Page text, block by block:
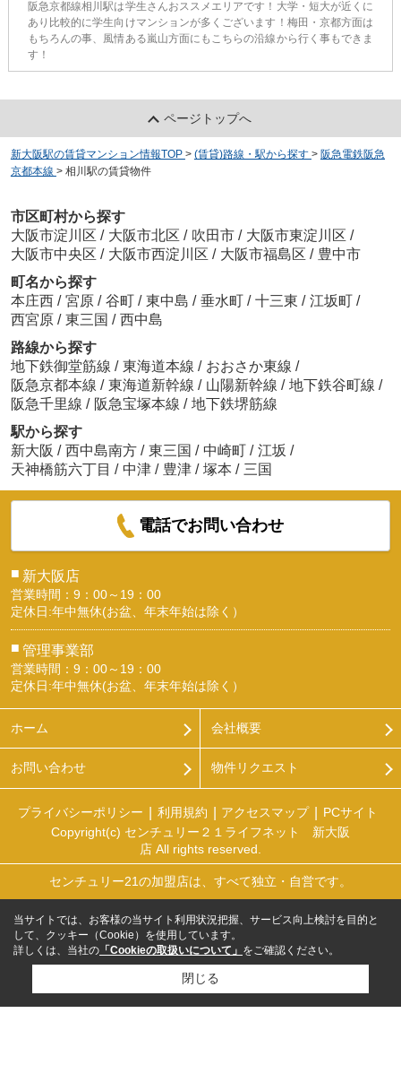
阪急京都線相川駅は学生さんおススメエリアです！大学・短大が近くに
あり比較的に学生向けマンションが多くございます！梅田・京都方面は
もちろんの事、風情ある嵐山方面にもこちらの沿線から行く事もできま
す！
ページトップへ
新大阪駅の賃貸マンション情報TOP > (賃貸)路線・駅から探す > 阪急電鉄阪急
京都本線 > 相川駅の賃貸物件
市区町村から探す
大阪市淀川区 / 大阪市北区 / 吹田市 / 大阪市東淀川区 /
大阪市中央区 / 大阪市西淀川区 / 大阪市福島区 / 豊中市
町名から探す
本庄西 / 宮原 / 谷町 / 東中島 / 垂水町 / 十三東 / 江坂町 /
西宮原 / 東三国 / 西中島
路線から探す
地下鉄御堂筋線 / 東海道本線 / おおさか東線 /
阪急京都本線 / 東海道新幹線 / 山陽新幹線 / 地下鉄谷町線 /
阪急千里線 / 阪急宝塚本線 / 地下鉄堺筋線
駅から探す
新大阪 / 西中島南方 / 東三国 / 中崎町 / 江坂 /
天神橋筋六丁目 / 中津 / 豊津 / 塚本 / 三国
電話でお問い合わせ
■ 新大阪店
営業時間：9：00～19：00
定休日:年中無休(お盆、年末年始は除く）
■ 管理事業部
営業時間：9：00～19：00
定休日:年中無休(お盆、年末年始は除く）
ホーム 会社概要
お問い合わせ 物件リクエスト
プライバシーポリシー 利用規約 アクセスマップ
PCサイト
Copyright(c) センチュリー２１ライフネット 新大阪
店 All rights reserved.
センチュリー21の加盟店は、すべて独立・自営です。
当サイトでは、お客様の当サイト利用状況把握、サービス向上検討を目的と
して、クッキー（Cookie）を使用しています。
詳しくは、当社の 「Cookieの取扱いについて」 をご確認ください。
閉じる